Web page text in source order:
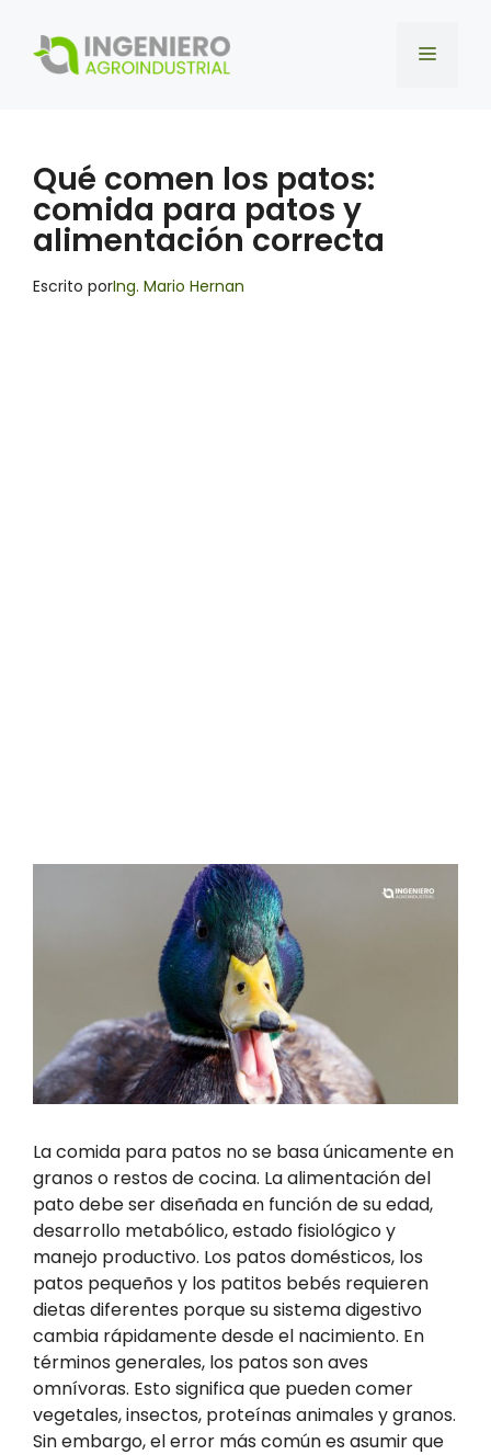
contenido
Menú
Qué comen los patos:
comida para patos y
alimentación correcta
Escrito porIng. Mario Hernan
La comida para patos no se basa únicamente en
granos o restos de cocina. La alimentación del
pato debe ser diseñada en función de su edad,
desarrollo metabólico, estado fisiológico y
manejo productivo. Los patos domésticos, los
patos pequeños y los patitos bebés requieren
dietas diferentes porque su sistema digestivo
cambia rápidamente desde el nacimiento. En
términos generales, los patos son aves
omnívoras. Esto significa que pueden comer
vegetales, insectos, proteínas animales y granos.
Sin embargo, el error más común es asumir que